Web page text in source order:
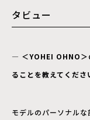
タビュー
― ＜YOHEI OHNO＞
ることを教えてくださ
モデルのパーソナル